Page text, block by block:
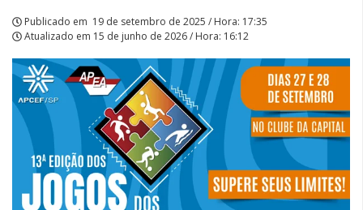
Publicado em 19 de setembro de 2025 / Hora: 17:35
Atualizado em 15 de junho de 2026 / Hora: 16:12